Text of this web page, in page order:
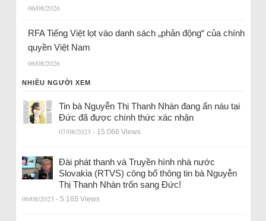
06/08/2026
RFA Tiếng Việt lọt vào danh sách „phản động“ của chính
quyền Việt Nam
06/08/2026
NHIỀU NGƯỜI XEM
Tin bà Nguyễn Thị Thanh Nhàn đang ẩn náu tại
Đức đã được chính thức xác nhận
07/08/2023 - 15.066 Views
Đài phát thanh và Truyền hình nhà nước
Slovakia (RTVS) công bố thông tin bà Nguyễn
Thị Thanh Nhàn trốn sang Đức!
06/08/2023 - 5.165 Views